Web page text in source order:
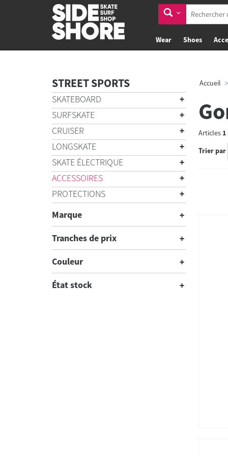
Wear Shoes
STREET SPORTS
SKATEBOARD
SURFSKATE
CRUISER
LONGSKATE
SKATE ÉLECTRIQUE
ACCESSOIRES
PROTECTIONS
Marque
Tranches de prix
Couleur
État stock
Accueil
Articles 1
Trier par